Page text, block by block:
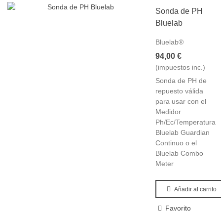
Sonda de PH
Bluelab
Bluelab®
94,00 €
(impuestos inc.)
Sonda de PH de
repuesto válida
para usar con el
Medidor
Ph/Ec/Temperatura
Bluelab Guardian
Continuo o el
Bluelab Combo
Meter
Añadir al carrito
Favorito